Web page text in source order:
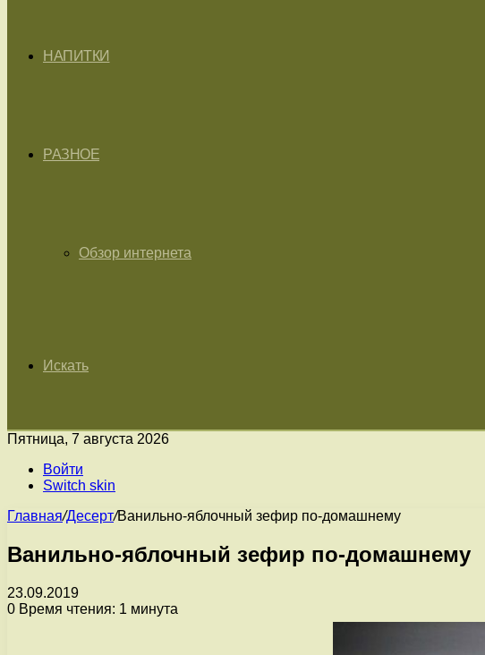
НАПИТКИ
РАЗНОЕ
Обзор интернета
Искать
Пятница, 7 августа 2026
Войти
Switch skin
Главная/Десерт/Ванильно-яблочный зефир по-домашнему
Ванильно-яблочный зефир по-домашнему
23.09.2019
0 Время чтения: 1 минута